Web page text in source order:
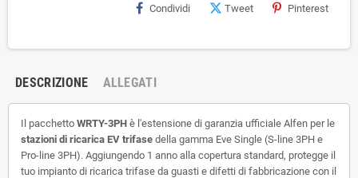
Condividi Tweet Pinterest
DESCRIZIONE ALLEGATI
Il pacchetto WRTY-3PH è l'estensione di garanzia ufficiale Alfen per le
stazioni di ricarica EV trifase della gamma Eve Single (S-line 3PH e
Pro-line 3PH). Aggiungendo 1 anno alla copertura standard, protegge il
tuo impianto di ricarica trifase da guasti e difetti di fabbricazione con il